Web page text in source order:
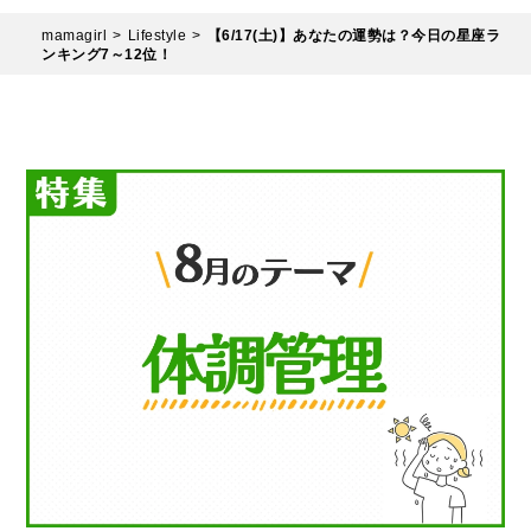
mamagirl Lifestyle
【6/17(土)】あなたの運勢は？今日の星座ラ
ンキング7～12位！